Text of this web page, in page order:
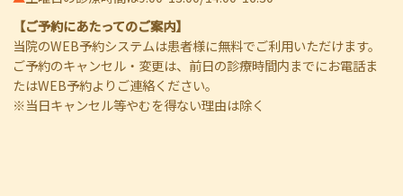
【ご予約にあたってのご案内】
当院のWEB予約システムは患者様に無料でご利用いただけます。
ご予約のキャンセル・変更は、前日の診療時間内までにお電話ま
たはWEB予約よりご連絡ください。
※当日キャンセル等やむを得ない理由は除く